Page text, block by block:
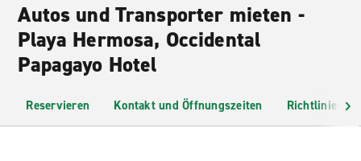
Autos und Transporter mieten -
Playa Hermosa, Occidental
Papagayo Hotel
Reservieren Kontakt und Öffnungszeiten Richtlinien